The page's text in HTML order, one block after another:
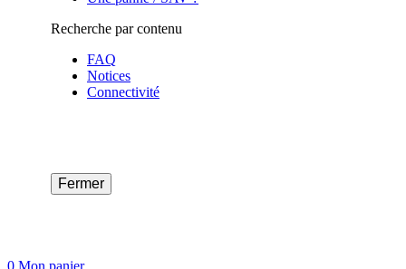
Recherche par contenu
FAQ
Notices
Connectivité
Fermer